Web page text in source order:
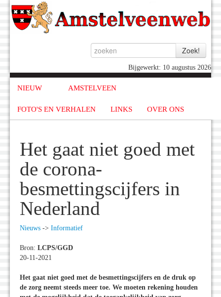
Bijgewerkt: 10 augustus 2026
NIEUW AMSTELVEEN
FOTO'S EN VERHALEN LINKS OVER ONS
Het gaat niet goed met
de corona-
besmettingscijfers in
Nederland
Nieuws -> Informatief
Bron: LCPS/GGD
20-11-2021
Het gaat niet goed met de besmettingscijfers en de druk op
de zorg neemt steeds meer toe. We moeten rekening houden